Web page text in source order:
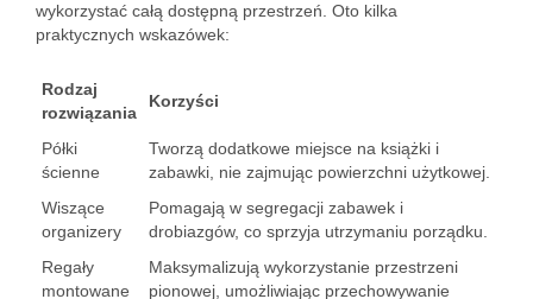
wykorzystać całą dostępną przestrzeń. Oto kilka
praktycznych wskazówek:
Rodzaj
rozwiązania
Korzyści
Półki
ścienne
Tworzą dodatkowe miejsce na książki i
zabawki, nie zajmując powierzchni użytkowej.
Wiszące
organizery
Pomagają w segregacji zabawek i
drobiazgów, co sprzyja utrzymaniu porządku.
Regały
montowane
Maksymalizują wykorzystanie przestrzeni
pionowej, umożliwiając przechowywanie